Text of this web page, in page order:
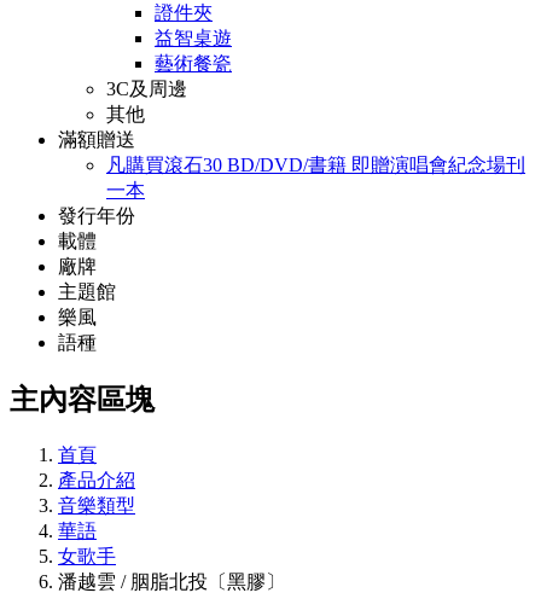
證件夾
益智桌遊
藝術餐瓷
3C及周邊
其他
滿額贈送
凡購買滾石30 BD/DVD/書籍 即贈演唱會紀念場刊
一本
發行年份
載體
廠牌
主題館
樂風
語種
主內容區塊
首頁
產品介紹
音樂類型
華語
女歌手
潘越雲 / 胭脂北投〔黑膠〕